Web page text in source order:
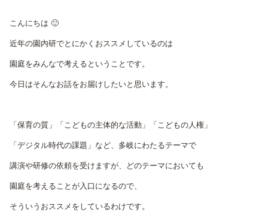
こんにちは 🙂
近年の園内研でとにかくおススメしているのは
園庭をみんなで考えるということです。
今日はそんなお話をお届けしたいと思います。
「保育の質」「こどもの主体的な活動」「こどもの人権」
「デジタル時代の課題」など、多岐にわたるテーマで
講演や研修の依頼を受けますが、どのテーマにおいても
園庭を考えることが入口になるので、
そういうおススメをしているわけです。